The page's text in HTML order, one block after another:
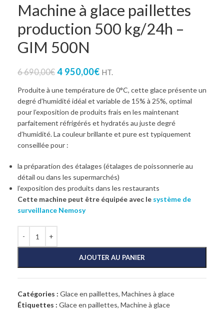
Machine à glace paillettes
production 500 kg/24h –
GIM 500N
6 690,00€ 4 950,00€ HT.
Produite à une température de 0°C, cette glace présente un
degré d’humidité idéal et variable de 15% à 25%, optimal
pour l’exposition de produits frais en les maintenant
parfaitement réfrigérés et hydratés au juste degré
d’humidité. La couleur brillante et pure est typiquement
conseillée pour :
la préparation des étalages (étalages de poissonnerie au
détail ou dans les supermarchés)
l’exposition des produits dans les restaurants
Cette machine peut être équipée avec le système de
surveillance Nemosy
AJOUTER AU PANIER
Catégories : Glace en paillettes, Machines à glace
Étiquettes : Glace en paillettes, Machine à glace